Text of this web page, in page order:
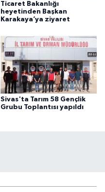
Ticaret Bakanlığı
heyetinden Başkan
Karakaya’ya ziyaret
Sivas'ta Tarım 58 Gençlik
Grubu Toplantısı yapıldı